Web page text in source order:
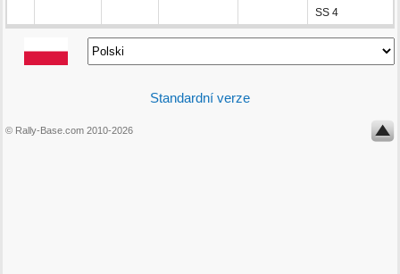
SS 4
Standardní verze
© Rally-Base.com 2010-2026